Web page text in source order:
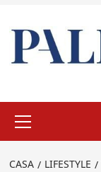
principale
CASA LIFESTYLE